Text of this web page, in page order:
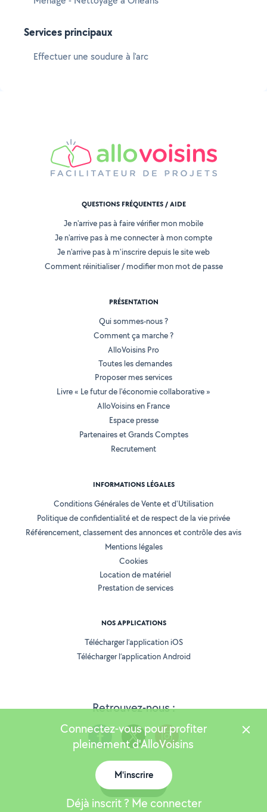
Services principaux
Effectuer une soudure à l'arc
Retrouvez-nous :
QUESTIONS FRÉQUENTES / AIDE
Je n'arrive pas à faire vérifier mon mobile
Je n'arrive pas à me connecter à mon compte
Je n'arrive pas à m'inscrire depuis le site web
Comment réinitialiser / modifier mon mot de passe
PRÉSENTATION
Qui sommes-nous ?
Comment ça marche ?
AlloVoisins Pro
Toutes les demandes
Proposer mes services
Livre « Le futur de l'économie collaborative »
AlloVoisins en France
Espace presse
Partenaires et Grands Comptes
Recrutement
INFORMATIONS LÉGALES
Conditions Générales de Vente et d'Utilisation
Politique de confidentialité et de respect de la vie privée
Référencement, classement des annonces et contrôle des avis
Mentions légales
Cookies
Location de matériel
Prestation de services
NOS APPLICATIONS
Télécharger l’application iOS
Télécharger l’application Android
Version 25.5.3
Connectez-vous pour profiter
pleinement d'AlloVoisins
M'inscrire
Déjà inscrit ? Me connecter